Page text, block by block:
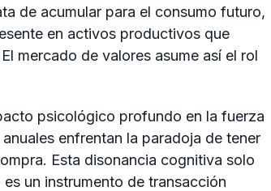
de acumular para el consumo futuro,
en activos productivos que
mercado de valores asume así el rol
psicológico profundo en la fuerza
enfrentan la paradoja de tener
Esta disonancia cognitiva solo
un instrumento de transacción